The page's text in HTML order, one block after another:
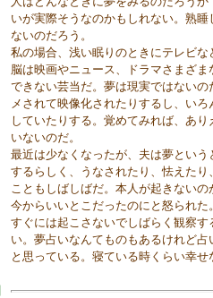
いが実際そうなのかもしれない。熟
ないのだろう。
私の場合、浅い眠りのときにテレビ
脳は映画やニュース、ドラマさまざ
できない芸当だ。夢は現実ではない
メされて映像化されたりするし、い
していたりする。覚めてみれば、あ
いないのだ。
最近は少なくなったが、夫は夢とい
するらしく、うなされたり、怯えた
こともしばしばだ。本人が起きない
今からいいとこだったのにと怒られ
すぐには起こさないでしばらく観察
い。夢占いなんてものもあるけれど
と思っている。寝ている時くらい幸